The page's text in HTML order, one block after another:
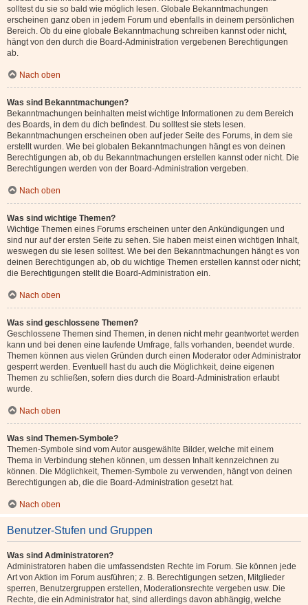
solltest du sie so bald wie möglich lesen. Globale Bekanntmachungen
erscheinen ganz oben in jedem Forum und ebenfalls in deinem persönlichen
Bereich. Ob du eine globale Bekanntmachung schreiben kannst oder nicht,
hängt von den durch die Board-Administration vergebenen Berechtigungen
ab.
Nach oben
Was sind Bekanntmachungen?
Bekanntmachungen beinhalten meist wichtige Informationen zu dem Bereich
des Boards, in dem du dich befindest. Du solltest sie stets lesen.
Bekanntmachungen erscheinen oben auf jeder Seite des Forums, in dem sie
erstellt wurden. Wie bei globalen Bekanntmachungen hängt es von deinen
Berechtigungen ab, ob du Bekanntmachungen erstellen kannst oder nicht. Die
Berechtigungen werden von der Board-Administration vergeben.
Nach oben
Was sind wichtige Themen?
Wichtige Themen eines Forums erscheinen unter den Ankündigungen und
sind nur auf der ersten Seite zu sehen. Sie haben meist einen wichtigen Inhalt,
weswegen du sie lesen solltest. Wie bei den Bekanntmachungen hängt es von
deinen Berechtigungen ab, ob du wichtige Themen erstellen kannst oder nicht;
die Berechtigungen stellt die Board-Administration ein.
Nach oben
Was sind geschlossene Themen?
Geschlossene Themen sind Themen, in denen nicht mehr geantwortet werden
kann und bei denen eine laufende Umfrage, falls vorhanden, beendet wurde.
Themen können aus vielen Gründen durch einen Moderator oder Administrator
gesperrt werden. Eventuell hast du auch die Möglichkeit, deine eigenen
Themen zu schließen, sofern dies durch die Board-Administration erlaubt
wurde.
Nach oben
Was sind Themen-Symbole?
Themen-Symbole sind vom Autor ausgewählte Bilder, welche mit einem
Thema in Verbindung stehen können, um dessen Inhalt kennzeichnen zu
können. Die Möglichkeit, Themen-Symbole zu verwenden, hängt von deinen
Berechtigungen ab, die die Board-Administration gesetzt hat.
Nach oben
Benutzer-Stufen und Gruppen
Was sind Administratoren?
Administratoren haben die umfassendsten Rechte im Forum. Sie können jede
Art von Aktion im Forum ausführen; z. B. Berechtigungen setzen, Mitglieder
sperren, Benutzergruppen erstellen, Moderationsrechte vergeben usw. Die
Rechte, die ein Administrator hat, sind allerdings davon abhängig, welche